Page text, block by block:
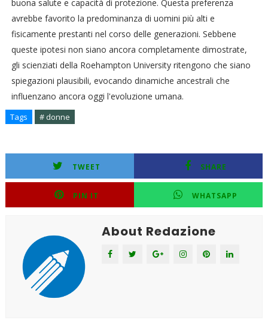
buona salute e capacità di protezione. Questa preferenza
avrebbe favorito la predominanza di uomini più alti e
fisicamente prestanti nel corso delle generazioni. Sebbene
queste ipotesi non siano ancora completamente dimostrate,
gli scienziati della Roehampton University ritengono che siano
spiegazioni plausibili, evocando dinamiche ancestrali che
influenzano ancora oggi l'evoluzione umana.
Tags # donne
TWEET SHARE
PIN IT WHATSAPP
About Redazione